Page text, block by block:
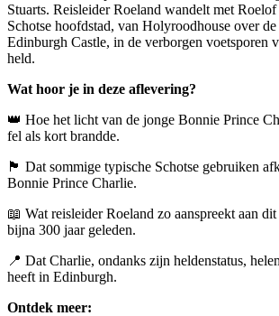
Stuarts. Reisleider Roeland wandelt met
Schotse hoofdstad, van Holyroodhouse over
Edinburgh Castle, in de verborgen voetsporen
held.
Wat hoor je in deze aflevering?
👑 Hoe het licht van de jonge Bonnie Prince
fel als kort brandde.
🏴󠁧󠁢󠁳󠁣󠁴󠁿 Dat sommige typische Schotse gebruiken
Bonnie Prince Charlie.
📖 Wat reisleider Roeland zo aanspreekt aan
bijna 300 jaar geleden.
📍 Dat Charlie, ondanks zijn heldenstatus,
heeft in Edinburgh.
Ontdek meer: